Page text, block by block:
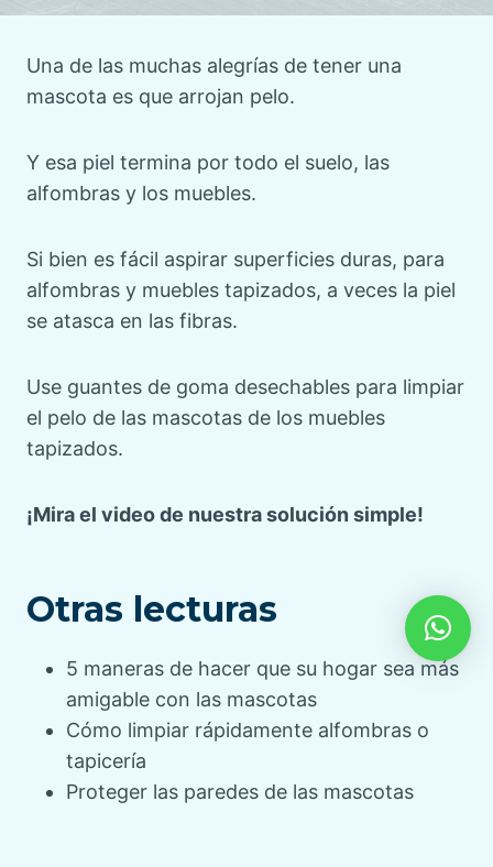
Una de las muchas alegrías de tener una
mascota es que arrojan pelo.
Y esa piel termina por todo el suelo, las
alfombras y los muebles.
Si bien es fácil aspirar superficies duras, para
alfombras y muebles tapizados, a veces la piel
se atasca en las fibras.
Use guantes de goma desechables para limpiar
el pelo de las mascotas de los muebles
tapizados.
¡Mira el video de nuestra solución simple!
Otras lecturas
5 maneras de hacer que su hogar sea más
amigable con las mascotas
Cómo limpiar rápidamente alfombras o
tapicería
Proteger las paredes de las mascotas